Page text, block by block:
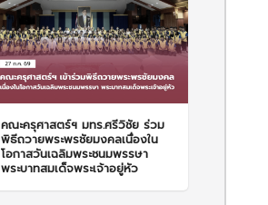
คณะครุศาสตร์ฯ มทร.ศรีวิชัย ร่วม
พิธีถวายพระพรชัยมงคลเนื่องใน
โอกาสวันเฉลิมพระชนมพรรษา
พระบาทสมเด็จพระเจ้าอยู่หัว